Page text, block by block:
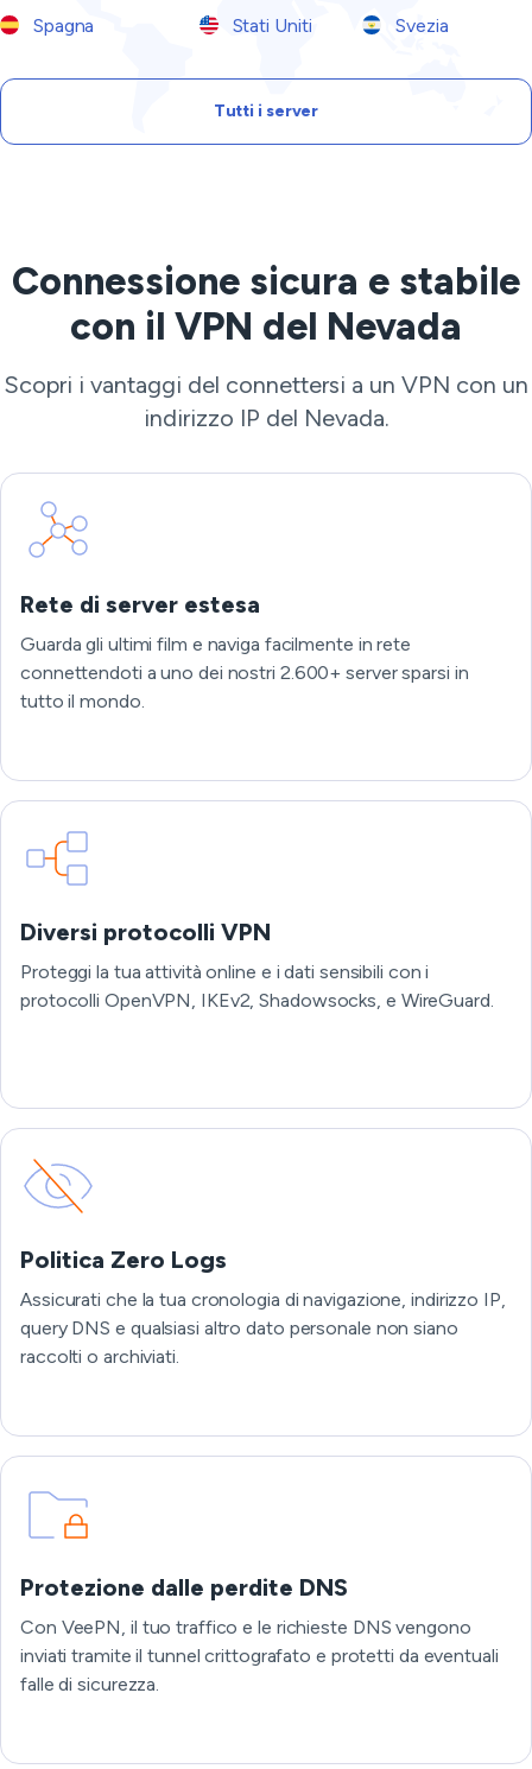
Spagna Stati Uniti Svezia
Tutti i server
Connessione sicura e stabile
con il VPN del Nevada
Scopri i vantaggi del connettersi a un VPN con un
indirizzo IP del Nevada.
Rete di server estesa
Guarda gli ultimi film e naviga facilmente in rete
connettendoti a uno dei nostri 2.600+ server sparsi in
tutto il mondo.
Diversi protocolli VPN
Proteggi la tua attività online e i dati sensibili con i
protocolli OpenVPN, IKEv2, Shadowsocks, e WireGuard.
Politica Zero Logs
Assicurati che la tua cronologia di navigazione, indirizzo IP,
query DNS e qualsiasi altro dato personale non siano
raccolti o archiviati.
Protezione dalle perdite DNS
Con VeePN, il tuo traffico e le richieste DNS vengono
inviati tramite il tunnel crittografato e protetti da eventuali
falle di sicurezza.